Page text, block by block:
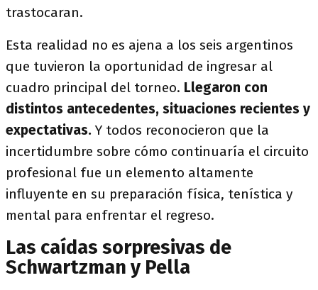
trastocaran.
Esta realidad no es ajena a los seis argentinos
que tuvieron la oportunidad de ingresar al
cuadro principal del torneo. Llegaron con
distintos antecedentes, situaciones recientes y
expectativas. Y todos reconocieron que la
incertidumbre sobre cómo continuaría el circuito
profesional fue un elemento altamente
influyente en su preparación física, tenística y
mental para enfrentar el regreso.
Las caídas sorpresivas de
Schwartzman y Pella